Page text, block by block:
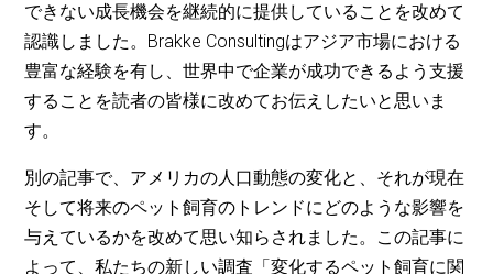
できない成長機会を継続的に提供していることを改めて
認識しました。Brakke Consultingはアジア市場における
豊富な経験を有し、世界中で企業が成功できるよう支援
することを読者の皆様に改めてお伝えしたいと思いま
す。
別の記事で、アメリカの人口動態の変化と、それが現在
そして将来のペット飼育のトレンドにどのような影響を
与えているかを改めて思い知らされました。この記事に
よって、私たちの新しい調査「変化するペット飼育に関